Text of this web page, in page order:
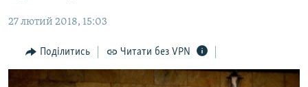
Перейти
пошукуІНТЕРВ'Ю
ВСЕ ЗА ДЕНЬ
27 лютий 2018, 15:03
Поділитись Читати без VPN